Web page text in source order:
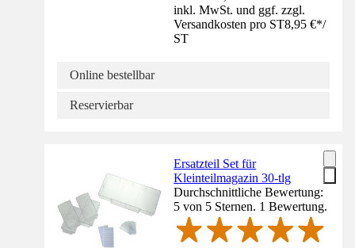
inkl. MwSt. und ggf. zzgl.
Versandkosten pro ST8,95 €*/
ST
Online bestellbar
Reservierbar
Ersatzteil Set für
Kleinteilmagazin 30-tlg
Durchschnittliche Bewertung:
5 von 5 Sternen. 1 Bewertung.